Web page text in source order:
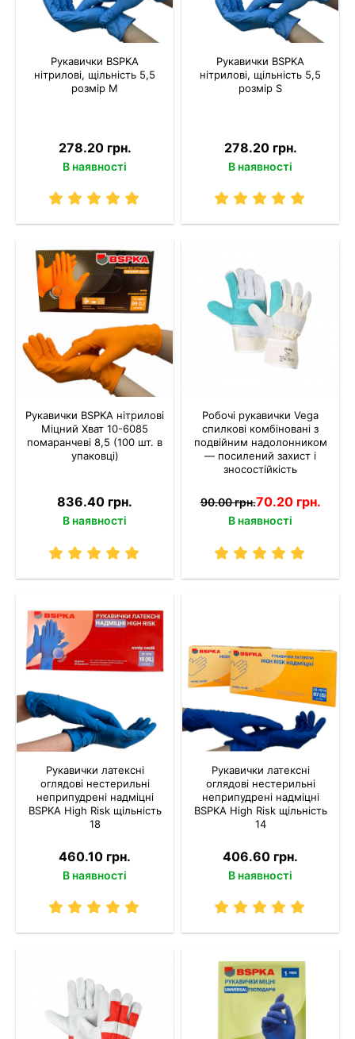
Рукавички BSPKA
нітрилові, щільність 5,5
розмір M
278.20 грн.
В наявності
Рукавички BSPKA
нітрилові, щільність 5,5
розмір S
278.20 грн.
В наявності
Рукавички BSPKA нітрилові
Міцний Хват 10-6085
помаранчеві 8,5 (100 шт. в
упаковці)
836.40 грн.
В наявності
Робочі рукавички Vega
спилкові комбіновані з
подвійним надолонником
— посилений захист і
зносостійкість
70.20 грн.
90.00 грн.
В наявності
Рукавички латексні
оглядові нестерильні
неприпудрені надміцні
BSPKA Hіgh Risk щільність
18
460.10 грн.
В наявності
Рукавички латексні
оглядові нестерильні
неприпудрені надміцні
BSPKA Hіgh Risk щільність
14
406.60 грн.
В наявності